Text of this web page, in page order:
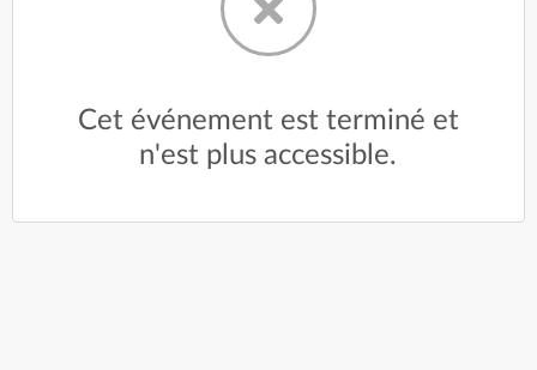
Cet événement est terminé et
n'est plus accessible.